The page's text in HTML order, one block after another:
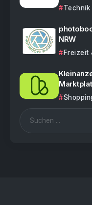
Technik
NRW
Freizeit